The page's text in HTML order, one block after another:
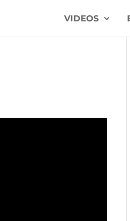
VIDEOS